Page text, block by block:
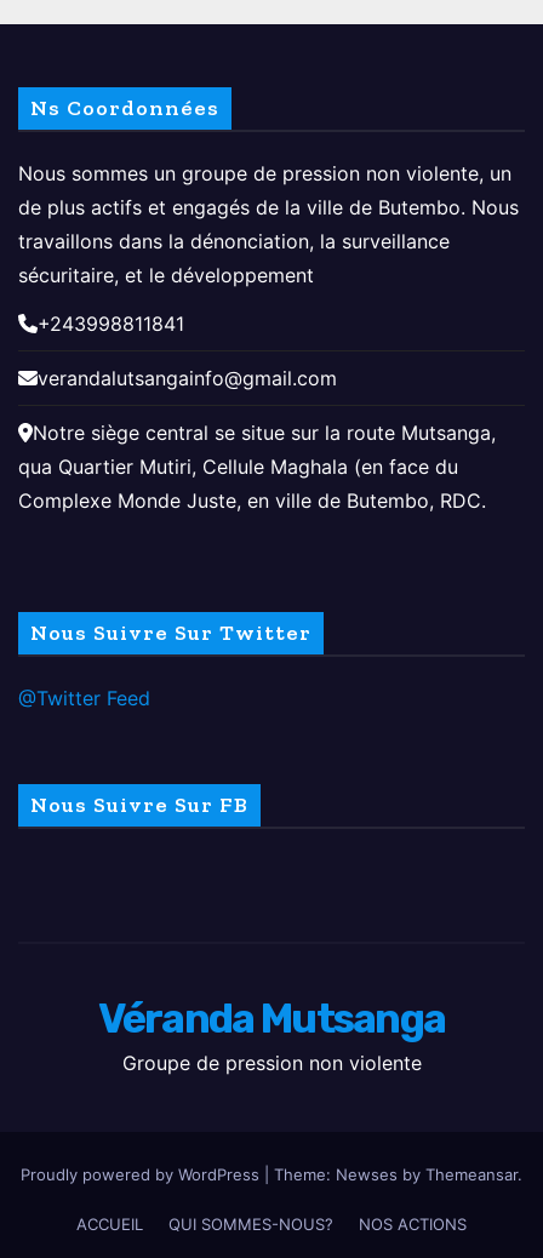
Ns Coordonnées
Nous sommes un groupe de pression non violente, un
de plus actifs et engagés de la ville de Butembo. Nous
travaillons dans la dénonciation, la surveillance
sécuritaire, et le développement
+243998811841
verandalutsangainfo@gmail.com
Notre siège central se situe sur la route Mutsanga,
qua Quartier Mutiri, Cellule Maghala (en face du
Complexe Monde Juste, en ville de Butembo, RDC.
Nous Suivre Sur Twitter
@Twitter Feed
Nous Suivre Sur FB
Véranda Mutsanga
Groupe de pression non violente
Proudly powered by WordPress Theme: Newses by Themeansar.
ACCUEIL QUI SOMMES-NOUS? NOS ACTIONS